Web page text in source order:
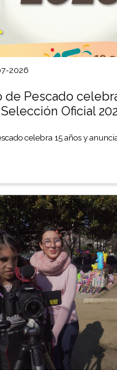
2026
de Pescado
Oficial
celebra 15 años y